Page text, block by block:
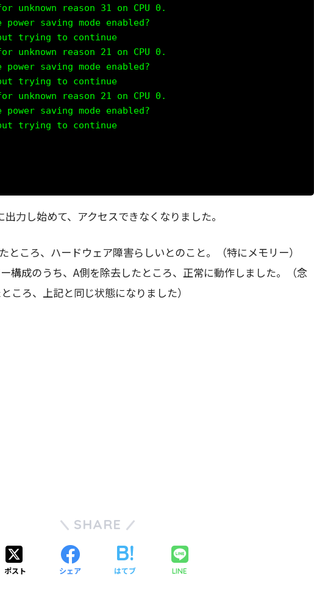
unknown reason 31 on CPU 0.
saving mode enabled?
but trying to continue
unknown reason 21 on CPU 0.
saving mode enabled?
but trying to continue
unknown reason 21 on CPU 0.
saving mode enabled?
but trying to continue
力し始めて、アクセスできなくなりました。
ところ、ハードウェア障害らしいとのこと。（特にメモリー）
構成のうち、A側を除去したところ、正常に動作しました。（念
ころ、上記と同じ状態になりました）
SHARE
ポスト シェア はてブ LINE